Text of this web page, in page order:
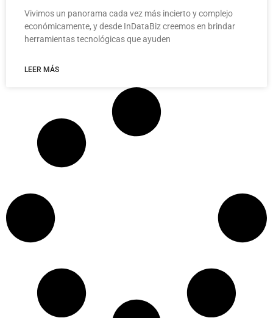
Vivimos un panorama cada vez más incierto y complejo
económicamente, y desde InDataBiz creemos en brindar
herramientas tecnológicas que ayuden
LEER MÁS